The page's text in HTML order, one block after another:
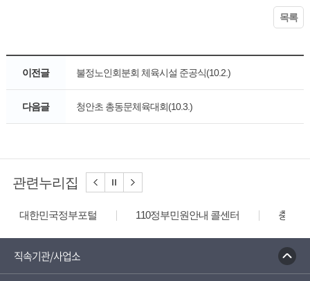
목록
이전글 불정노인회분회 체육시설 준공식(10.2.)
다음글 청안초 총동문체육대회(10.3.)
관련누리집
대한민국정부포털 110정부민원안내 콜센터 충청북
직속기관/사업소